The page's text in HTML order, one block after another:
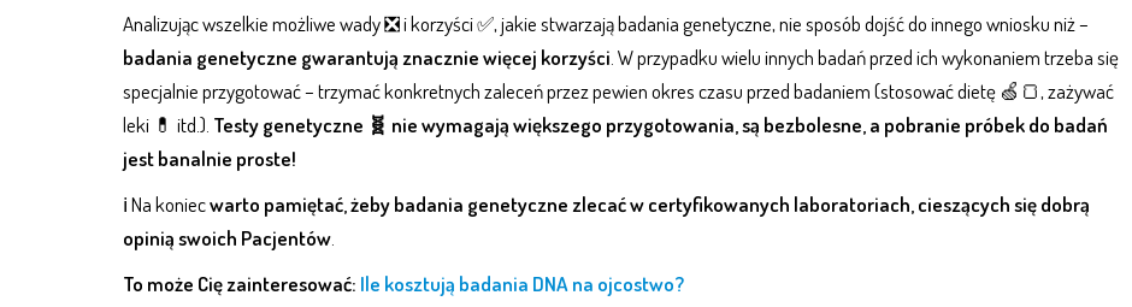
Analizując wszelkie możliwe wady ❎ i korzyści ✅, jakie stwarzają badania genetyczne, nie sposób dojść do innego wniosku niż –
badania genetyczne gwarantują znacznie więcej korzyści . W przypadku wielu innych badań przed ich wykonaniem trzeba się
specjalnie przygotować – trzymać konkretnych zaleceń przez pewien okres czasu przed badaniem (stosować dietę 🍏🍞, zażywać
leki 💊 itd.). Testy genetyczne 🧬 nie wymagają większego przygotowania, są bezbolesne, a pobranie próbek do badań
jest banalnie proste!
ℹ Na koniecwarto pamiętać, żeby badania genetyczne zlecać w certyfikowanych laboratoriach, cieszących się dobrą
opinią swoich Pacjentów
To może Cię zainteresować: Ile kosztują badania DNA na ojcostwo?